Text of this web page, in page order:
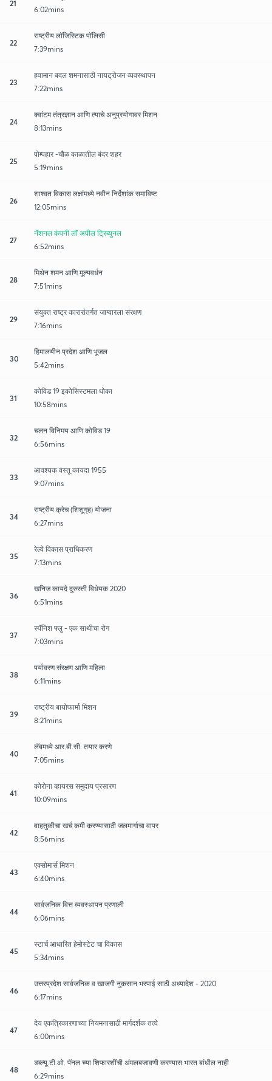
21
6:02mins
22
राष्ट्रीय लॉजिस्टिक पॉलिसी
7:39mins
23
हवामान बदल शमनासाठी नायट्रोजन व्यवस्थापन
7:22mins
24
क्वांटम तंत्रज्ञान आणि त्याचे अनुप्रयोगावर मिशन
8:13mins
25
पोम्पहार -चौळ काळातील बंदर शहर
5:19mins
26
शाश्वत विकास लक्षांमध्ये नवीन निर्देशांक समाविष्ट
12:05mins
27
नॅशनल कंपनी लॉ अपील ट्रिब्युनल
6:52mins
28
मिथेन शमन आणि मूल्यवर्धन
7:51mins
29
संयुक्त राष्ट्र कारारांतर्गत जाग्वारला संरक्षण
7:16mins
30
हिमालयीन प्रदेश आणि भूजल
5:42mins
31
कोविड 19 इकोसिस्टमला धोका
10:58mins
32
चलन विनिमय आणि कोविड 19
6:56mins
33
आवश्यक वस्तू कायदा 1955
9:07mins
34
राष्ट्रीय क्रेच (शिशूगृह) योजना
6:27mins
35
रेल्वे विकास प्राधिकरण
7:13mins
36
खनिज कायदे दुरुस्ती विधेयक 2020
6:51mins
37
स्पॅनिश फ्लु - एक साथीचा रोग
7:03mins
38
पर्यावरण संरक्षण आणि महिला
6:11mins
39
राष्ट्रीय बायोफार्मा मिशन
8:21mins
40
लॅबमध्ये आर.बी.सी. तयार करणे
7:05mins
41
कोरोना व्हायरस समुदाय प्रसारण
10:09mins
42
वाहतुकीचा खर्च कमी करण्यासाठी जलमार्गाचा वापर
8:56mins
43
एक्सोमार्स मिशन
6:40mins
44
सार्वजनिक वित्त व्यवस्थापन प्रणाली
6:06mins
45
स्टार्च आधारित हेमोस्टेट चा विकास
5:34mins
46
उत्तरप्रदेश सार्वजनिक व खाजगी नुकसान भरपाई साठी अध्यादेश - 2020
6:17mins
47
देय एकत्रिकारणाच्या नियमनासाठी मार्गदर्शक तत्वे
6:00mins
48
डब्ल्यू.टी.ओ. पॅनल च्या शिफारशींची अंमलबजावणी करण्यास भारत बांधील नाही
6:29mins